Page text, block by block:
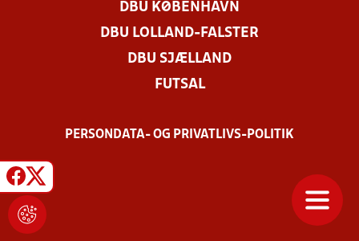
DBU KØBENHAVN
DBU LOLLAND-FALSTER
DBU SJÆLLAND
FUTSAL
PERSONDATA- OG PRIVATLIVS-POLITIK